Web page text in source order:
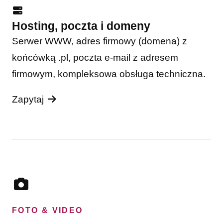
Hosting, poczta i domeny
Serwer WWW, adres firmowy (domena) z
końcówką .pl, poczta e-mail z adresem
firmowym, kompleksowa obsługa techniczna.
Zapytaj
FOTO & VIDEO